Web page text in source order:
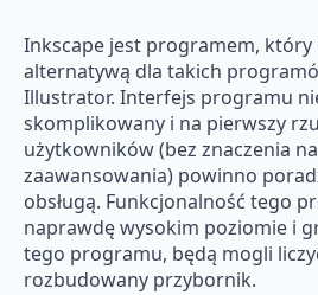
Inkscape jest programem, który
alternatywą dla takich
Illustrator. Interfejs programu
skomplikowany i na pierwszy
użytkowników (bez znaczenia
zaawansowania) powinno
obsługą. Funkcjonalność tego
naprawdę wysokim poziomie i
tego programu, będą mogli
rozbudowany przybornik.